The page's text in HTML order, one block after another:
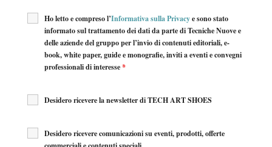
Ho letto e compreso l’Informativa sulla Privacye sono stato
informato sul trattamento dei dati da parte di Tecniche Nuove e
delle aziende del gruppo per l’invio di contenuti editoriali, e-
book, white paper, guide e monografie, inviti a eventi e convegni
professionali di interesse*
Desidero ricevere la newsletter di TECH ART SHOES
Desidero ricevere comunicazioni su eventi, prodotti, offerte